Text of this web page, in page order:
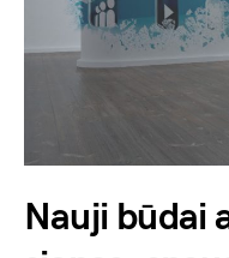
Nauji būdai